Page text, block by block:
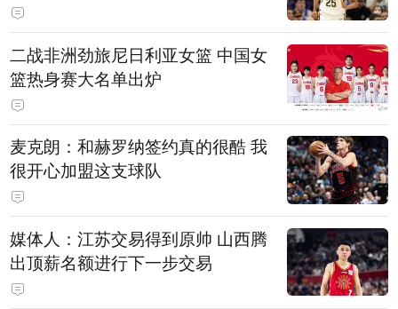
二战非洲劲旅尼日利亚女篮 中国女
篮热身赛大名单出炉
麦克朗：和赫罗纳签约真的很酷 我
很开心加盟这支球队
媒体人：江苏交易得到原帅 山西腾
出顶薪名额进行下一步交易